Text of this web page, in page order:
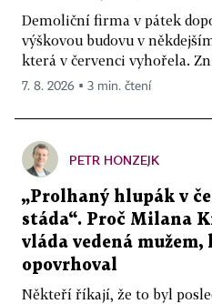
Demoliční firma v pátek
výškovou budovu v
která v červenci vyhořela.
7. 8. 2026 ▪ 3 min. čtení
PETR HONZEJK
„Prolhaný hlupák v
stáda“. Proč Milana
vláda vedená
opovrhoval
Někteří říkají, že to byl